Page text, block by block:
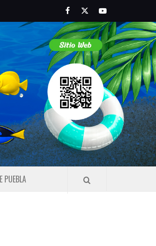
FacebookTwitterYoutube
PUEBLA